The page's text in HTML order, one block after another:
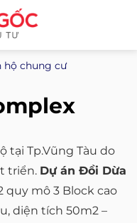
hộ chung cư
tại Tp.Vũng Tàu do
triển. Dự án Đồi Dừa
quy mô 3 Block cao
diện tích 50m2 –